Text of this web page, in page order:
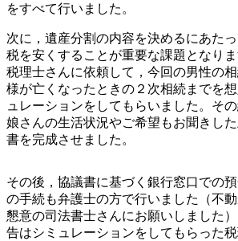
をすべて行いました。
次に，遺産分割の内容を決めるにあた
税を安くすることが重要な課題となり
税理士さんに依頼して，今回の男性の
様が亡くなったときの２次相続までを
ュレーションをしてもらいました。そ
娘さんの生活状況やご希望もお聞きし
書を完成させました。
その後，協議書に基づく銀行窓口での
の手続も弁護士の方で行いました（不
懇意の司法書士さんにお願いしました
告はシミュレーションをしてもらった